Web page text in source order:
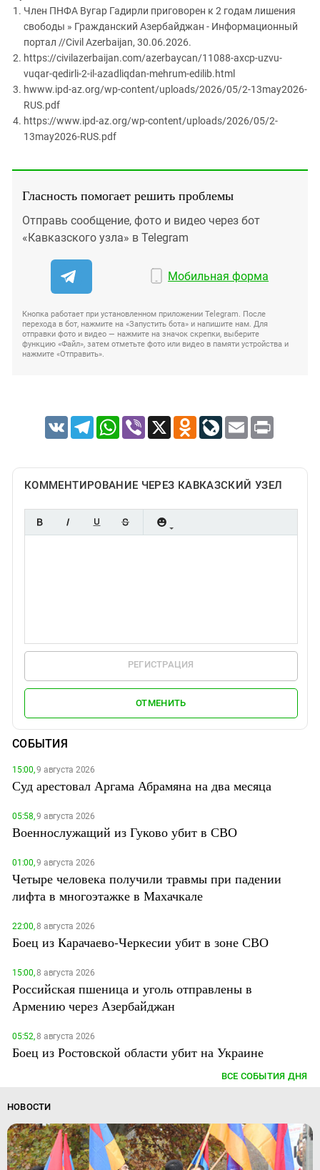
Член ПНФА Вугар Гадирли приговорен к 2 годам лишения
свободы » Гражданский Азербайджан - Информационный
портал //Civil Azerbaijan, 30.06.2026.
https://civilazerbaijan.com/azerbaycan/11088-axcp-uzvu-
vuqar-qedirli-2-il-azadliqdan-mehrum-edilib.html
hwww.ipd-az.org/wp-content/uploads/2026/05/2-13may2026-
RUS.pdf
https://www.ipd-az.org/wp-content/uploads/2026/05/2-
13may2026-RUS.pdf
Гласность помогает решить проблемы
Отправь сообщение, фото и видео через бот
«Кавказского узла» в Telegram
Мобильная форма
Кнопка работает при установленном приложении Telegram. После
перехода в бот, нажмите на «Запустить бота» и напишите нам. Для
отправки фото и видео — нажмите на значок скрепки, выберите
функцию «Файл», затем отметьте фото или видео в памяти устройства и
нажмите «Отправить».
VK TelegramWhatsApp
Viber X Odnoklassniki
LiveJournal
Email Print
КОММЕНТИРОВАНИЕ ЧЕРЕЗ КАВКАЗСКИЙ УЗЕЛ
РЕГИСТРАЦИЯ
ОТМЕНИТЬ
СОБЫТИЯ
15:00,9 августа 2026
Суд арестовал Аргама Абрамяна на два месяца
05:58,9 августа 2026
Военнослужащий из Гуково убит в СВО
01:00,9 августа 2026
Четыре человека получили травмы при падении
лифта в многоэтажке в Махачкале
22:00,8 августа 2026
Боец из Карачаево-Черкесии убит в зоне СВО
15:00,8 августа 2026
Российская пшеница и уголь отправлены в
Армению через Азербайджан
05:52,8 августа 2026
Боец из Ростовской области убит на Украине
ВСЕ СОБЫТИЯ ДНЯ
НОВОСТИ